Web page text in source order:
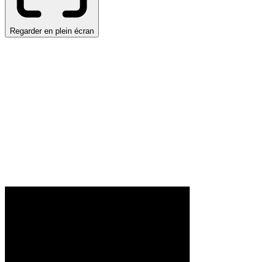
Regarder en plein écran